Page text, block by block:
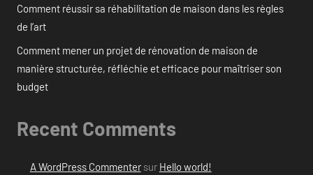
Comment réussir sa réhabilitation de maison dans les règles
de l’art
Comment mener un projet de rénovation de maison de
manière structurée, réfléchie et efficace pour maîtriser son
budget
Recent Comments
A WordPress Commentersur Hello world!